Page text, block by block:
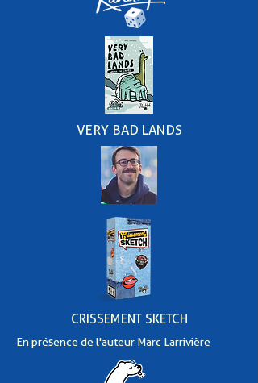
VERY BAD LANDS
CRISSEMENT SKETCH
En présence de l'auteur Marc Larrivière